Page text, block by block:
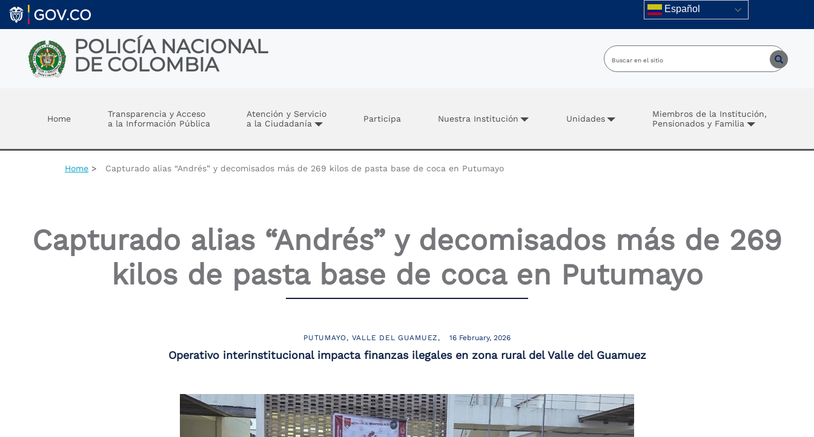
Skip to main content Español
POLICÍA NACIONAL
DE COLOMBIA
Home
Transparencia y Acceso
a la Información Pública
Atención y Servicio
a la Ciudadanía
Participa Nuestra Institución Unidades
Miembros de la Institución,
Pensionados y Familia
Home Capturado alias “Andrés” y decomisados más de 269 kilos de pasta base de coca en Putumayo
Capturado alias “Andrés” y decomisados más de 269
kilos de pasta base de coca en Putumayo
PUTUMAYO VALLE DEL GUAMUEZ 16 February, 2026
Operativo interinstitucional impacta finanzas ilegales en zona rural del Valle del Guamuez